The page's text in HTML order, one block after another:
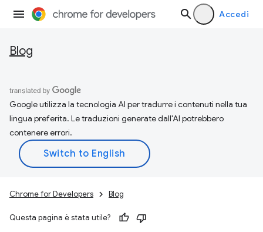
Accedi
Blog
Google utilizza la tecnologia AI per tradurre i contenuti nella tua
lingua preferita. Le traduzioni generate dall'AI potrebbero
contenere errori.
Chrome for Developers Blog
Questa pagina è stata utile?